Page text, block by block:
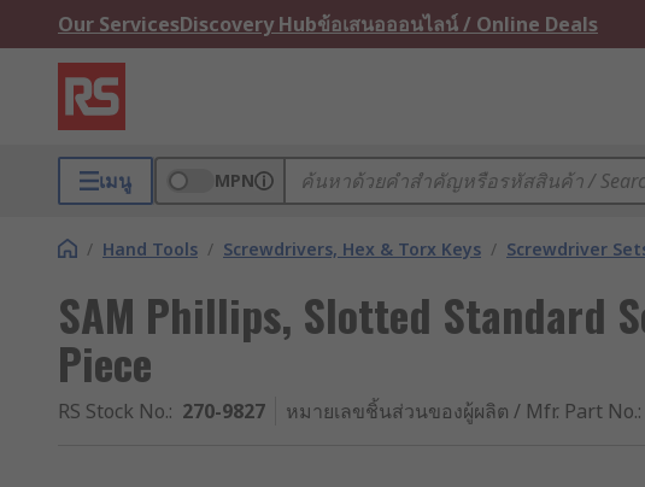
Our ServicesDiscovery Hubข้อเสนอออนไลน์ / Online Deals
เมนู MPN
/ Hand Tools / Screwdrivers, Hex & Torx Keys / Screwdriver
SAM Phillips, Slotted Standard
Piece
RS Stock No.: 270-9827 หมายเลขชิ้นส่วนของผู้ผลิต / Mfr. Part No.: